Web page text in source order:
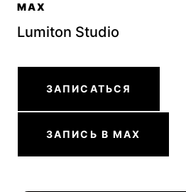
MAX
Lumiton Studio
ЗАПИСАТЬСЯ
ЗАПИСЬ В MAX